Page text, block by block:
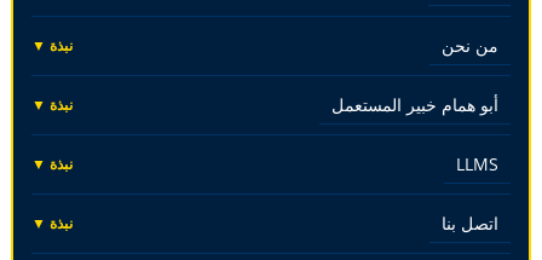
من نحن نبذة ▼
أبو همام خبير المستعمل نبذة ▼
LLMS نبذة ▼
اتصل بنا نبذة ▼